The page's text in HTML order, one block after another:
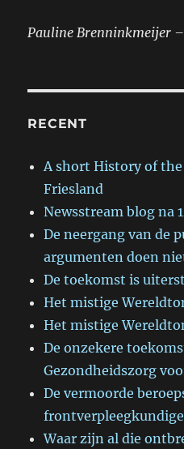
Pauline Brenninkmeijer
RECENT
A short History of
Friesland
Newsstream blog na
De neergang van de
argumenten doen
De toekomst is
Het mistige
Het mistige
De onzekere
Gezondheidszorg
De vermoorde
Waar zijn al die